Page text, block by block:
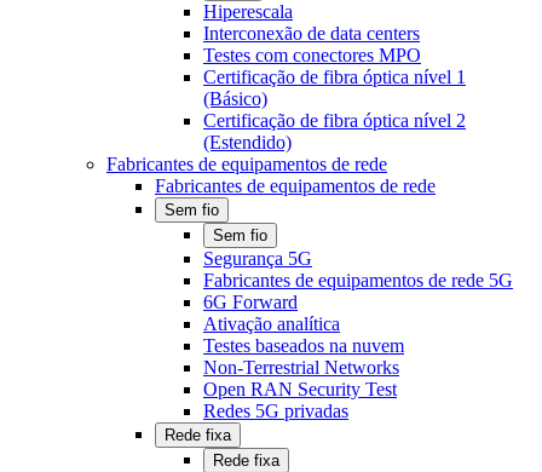
Hiperescala
Interconexão de data centers
Testes com conectores MPO
Certificação de fibra óptica nível 1
(Básico)
Certificação de fibra óptica nível 2
(Estendido)
Fabricantes de equipamentos de rede
Fabricantes de equipamentos de rede
Sem fio
Sem fio
Segurança 5G
Fabricantes de equipamentos de rede 5G
6G Forward
Ativação analítica
Testes baseados na nuvem
Non-Terrestrial Networks
Open RAN Security Test
Redes 5G privadas
Rede fixa
Rede fixa